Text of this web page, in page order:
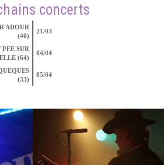
concerts
ADOUR
(40)
21/03
PEE SUR
(64)
04/04
(33)
05/04